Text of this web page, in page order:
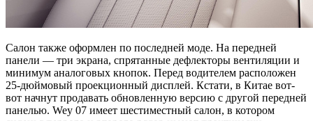
Салон также оформлен по последней моде. На передней
панели — три экрана, спрятанные дефлекторы вентиляции и
минимум аналоговых кнопок. Перед водителем расположен
25-дюймовый проекционный дисплей. Кстати, в Китае вот-
вот начнут продавать обновленную версию с другой передней
панелью. Wey 07 имеет шестиместный салон, в котором